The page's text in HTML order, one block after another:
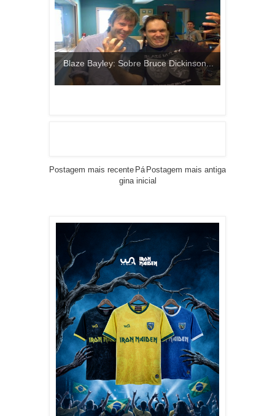
Blaze Bayley: Sobre Bruce Dickinson...
Postagem mais recente Postagem mais antiga
Pá
gina inicial